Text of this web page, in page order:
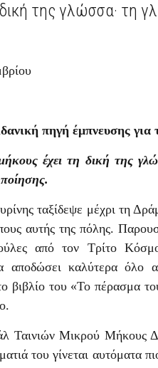
της γλώσσα· τη
πηγή έμπνευσης για
έχει τη δική της
ταξίδεψε μέχρι τη
αυτής της πόλης.
από τον Τρίτο
αποδώσει καλύτερα όλο
βιβλίο του «Το πέρασμα
Ταινιών Μικρού Μήκους
του γίνεται αυτόματα